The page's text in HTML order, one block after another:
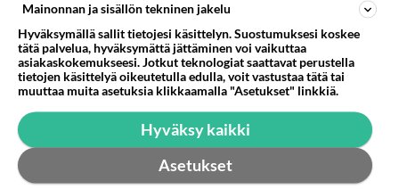
Mainonnan ja sisällön tekninen jakelu
Hyväksymällä sallit tietojesi käsittelyn. Suostumuksesi koskee
tätä palvelua, hyväksymättä jättäminen voi vaikuttaa
asiakaskokemukseesi. Jotkut teknologiat saattavat perustella
tietojen käsittelyä oikeutetulla edulla, voit vastustaa tätä tai
muuttaa muita asetuksia klikkaamalla "Asetukset" linkkiä.
Hyväksy kaikki
Asetukset